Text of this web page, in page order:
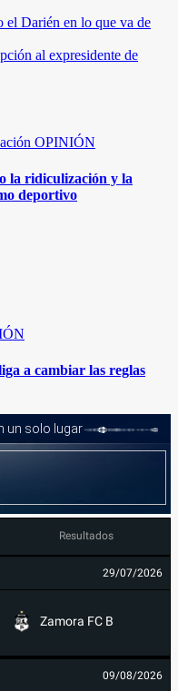
el Darién en lo que va de
al expresidente de
OPINIÓN
la ridiculización y la
deportivo
a cambiar las reglas
Resultados
29/07/2026
Zamora FC B
09/08/2026